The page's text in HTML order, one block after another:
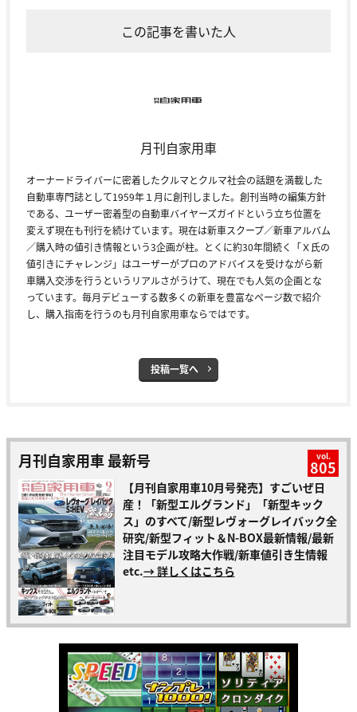
この記事を書いた人
月刊自家用車
オーナードライバーに密着したクルマとクルマ社会の話題を満載した
自動車専門誌として1959年１月に創刊しました。創刊当時の編集方針
である、ユーザー密着型の自動車バイヤーズガイドという立ち位置を
変えず現在も刊行を続けています。現在は新車スクープ／新車アルバム
／購入時の値引き情報という3企画が柱。とくに約30年間続く「Ｘ氏の
値引きにチャレンジ」はユーザーがプロのアドバイスを受けながら新
車購入交渉を行うというリアルさがうけて、現在でも人気の企画とな
っています。毎月デビューする数多くの新車を豊富なページ数で紹介
し、購入指南を行うのも月刊自家用車ならではです。
投稿一覧へ
月刊自家用車 最新号 vol.
805
【月刊自家用車10月号発売】すごいぜ日
産！「新型エルグランド」「新型キック
ス」のすべて/新型レヴォーグレイバック全
研究/新型フィット＆N-BOX最新情報/最新
注目モデル攻略大作戦/新車値引き生情報
etc.→ 詳しくはこちら